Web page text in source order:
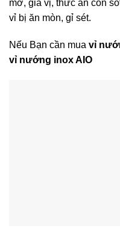
mỡ, gia vị, thức ăn còn
vỉ bị ăn mòn, gỉ sét.
Nếu Bạn cần mua vỉ
vỉ nướng inox AIO